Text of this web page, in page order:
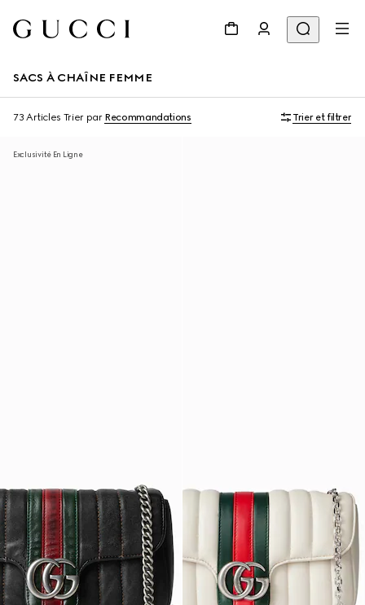
SACS À CHAÎNE FEMME
73 Articles Trier par Recommandations Trier et filtrer
Exclusivité En Ligne